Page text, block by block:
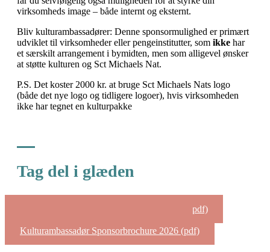
virksomheds image – både internt og eksternt.
Bliv kulturambassadører: Denne sponsormulighed er primært
udviklet til virksomheder eller pengeinstitutter, som ikke har
et særskilt arrangement i bymidten, men som alligevel ønsker
at støtte kulturen og Sct Michaels Nat.
P.S. Det koster 2000 kr. at bruge Sct Michaels Nats logo
(både det nye logo og tidligere logoer), hvis virksomheden
ikke har tegnet en kulturpakke
Tag del i glæden
Kære Aktør og virksomhed Følgebrev 2026 (pdf)
Kulturambassadør Sponsorbrochure 2026 (pdf)